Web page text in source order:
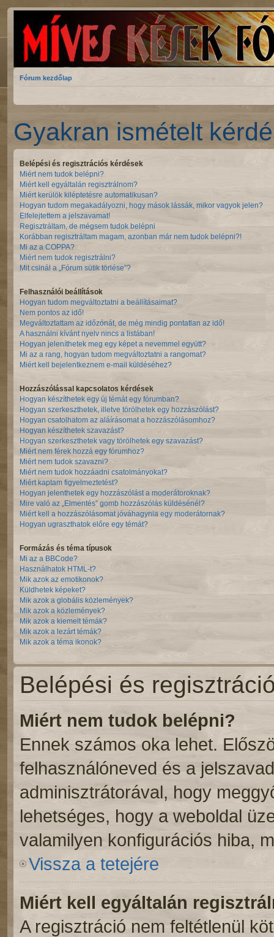
Fórum kezdőlap
Gyakran ismételt
Belépési és regisztrációs kérdések
Miért nem tudok belépni?
Miért kell egyáltalán regisztrálnom?
Miért kerülök kiléptetésre automatikusan?
Hogyan tudom megakadályozni, hogy mások lássák, mikor vagyok jelen?
Elfelejtettem a jelszavamat!
Regisztráltam, de mégsem tudok belépni
Korábban regisztráltam magam, azonban már nem tudok belépni?!
Mi az a COPPA?
Miért nem tudok regisztrálni?
Mit csinál a „Fórum sütik törlése”?
Felhasználói beállítások
Hogyan tudom megváltoztatni a beállításaimat?
Nem pontos az idő!
Megváltoztattam az időzónát, de még mindig pontatlan az idő!
A használni kívánt nyelv nincs a listában!
Hogyan jeleníthetek meg egy képet a nevemmel együtt?
Mi az a rang, hogyan tudom megváltoztatni a rangomat?
Miért kell bejelentkeznem e-mail küldéséhez?
Hozzászólással kapcsolatos kérdések
Hogyan készíthetek egy új témát egy fórumban?
Hogyan szerkeszthetek, illetve törölhetek egy hozzászólást?
Hogyan csatolhatom az aláírásomat a hozzászólásomhoz?
Hogyan készíthetek szavazást?
Hogyan szerkeszthetek vagy törölhetek egy szavazást?
Miért nem férek hozzá egy fórumhoz?
Miért nem tudok szavazni?
Miért nem tudok hozzáadni csatolmányokat?
Miért kaptam figyelmeztetést?
Hogyan jelenthetek egy hozzászólást a moderátoroknak?
Mire való az „Elmentés” gomb hozzászólás küldésénél?
Miért kell a hozzászólásomat jóváhagynia egy moderátornak?
Hogyan ugraszthatok előre egy témát?
Formázás és téma típusok
Mi az a BBCode?
Használhatok HTML-t?
Mik azok az emotikonok?
Küldhetek képeket?
Mik azok a globális közlemények?
Mik azok a közlemények?
Mik azok a kiemelt témák?
Mik azok a lezárt témák?
Mik azok a téma ikonok?
Belépési és
Miért nem tudok belépni?
Ennek számos oka lehet.
felhasználóneved és a
adminisztrátorával, hogy
lehetséges, hogy a weboldal
valamilyen konfigurációs hiba,
Vissza a tetejére
Miért kell egyáltalán
A regisztráció nem feltétlenül